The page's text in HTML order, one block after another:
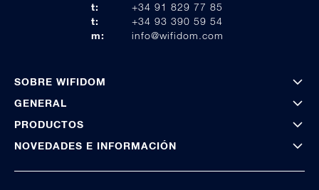
t:
+34 91 829 77 85
t:
+34 93 390 59 54
m:
info@wifidom.com
SOBRE WIFIDOM
GENERAL
PRODUCTOS
NOVEDADES E INFORMACIÓN